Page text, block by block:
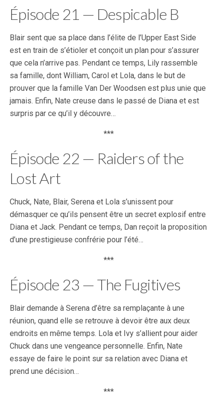
Épisode 21 — Despicable B
Blair sent que sa place dans l’élite de l’Upper East Side
est en train de s’étioler et conçoit un plan pour s’assurer
que cela n’arrive pas. Pendant ce temps, Lily rassemble
sa famille, dont William, Carol et Lola, dans le but de
prouver que la famille Van Der Woodsen est plus unie que
jamais. Enfin, Nate creuse dans le passé de Diana et est
surpris par ce qu’il y découvre…
***
Épisode 22 — Raiders of the
Lost Art
Chuck, Nate, Blair, Serena et Lola s’unissent pour
démasquer ce qu’ils pensent être un secret explosif entre
Diana et Jack. Pendant ce temps, Dan reçoit la proposition
d’une prestigieuse confrérie pour l’été…
***
Épisode 23 — The Fugitives
Blair demande à Serena d’être sa remplaçante à une
réunion, quand elle se retrouve à devoir être aux deux
endroits en même temps. Lola et Ivy s’allient pour aider
Chuck dans une vengeance personnelle. Enfin, Nate
essaye de faire le point sur sa relation avec Diana et
prend une décision…
***